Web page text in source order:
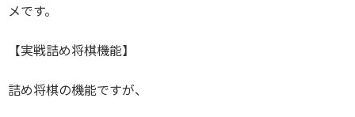
メです。
【実戦詰め将棋機能】
詰め将棋の機能ですが、